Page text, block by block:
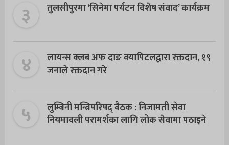
३ तुलसीपुरमा ‘सिनेमा पर्यटन विशेष संवाद’ कार्यक्रम
४
लायन्स क्लब अफ दाङ क्यापिटलद्वारा रक्तदान, १९
जनाले रक्तदान गरे
५
लुम्बिनी मन्त्रिपरिषद् बैठक : निजामती सेवा
नियमावली परामर्शका लागि लोक सेवामा पठाइने